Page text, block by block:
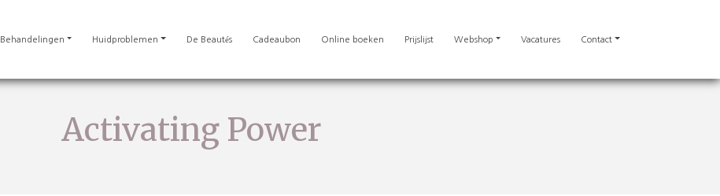
Behandelingen Huidproblemen De Beautés Cadeaubon Online boeken Prijslijst Webshop Vacatures Contact
Activating Power